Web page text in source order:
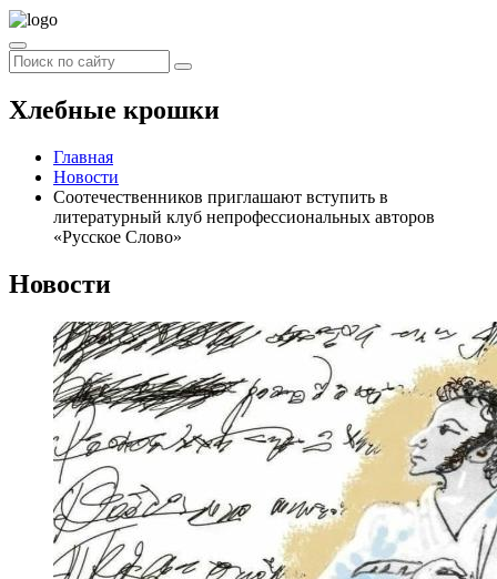
Хлебные крошки
Главная
Новости
Соотечественников приглашают вступить в
литературный клуб непрофессиональных авторов
«Русское Слово»
Новости